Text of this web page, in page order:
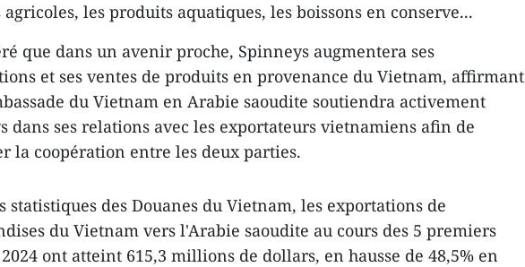
les produits aquatiques, les boissons en conserve...
que dans un avenir proche, Spinneys augmentera ses
et ses ventes de produits en provenance du Vietnam, affirmant
du Vietnam en Arabie saoudite soutiendra activement
dans ses relations avec les exportateurs vietnamiens afin de
la coopération entre les deux parties.
statistiques des Douanes du Vietnam, les exportations de
du Vietnam vers l'Arabie saoudite au cours des 5 premiers
ont atteint 615,3 millions de dollars, en hausse de 48,5% en